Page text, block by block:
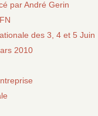
par André Gerin
des 3, 4 et 5 Juin
2010